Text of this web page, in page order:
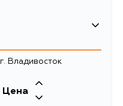
Двигатель
1MZFE, 3VZFE
Владивосток
Цена